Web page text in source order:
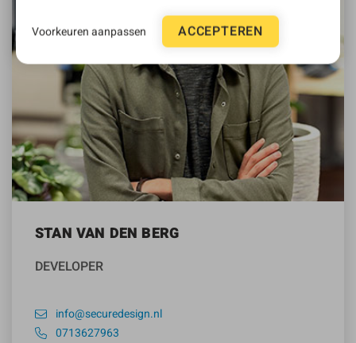
STAN VAN DEN BERG
DEVELOPER
info@securedesign.nl
0713627963
Voorkeuren aanpassen ACCEPTEREN